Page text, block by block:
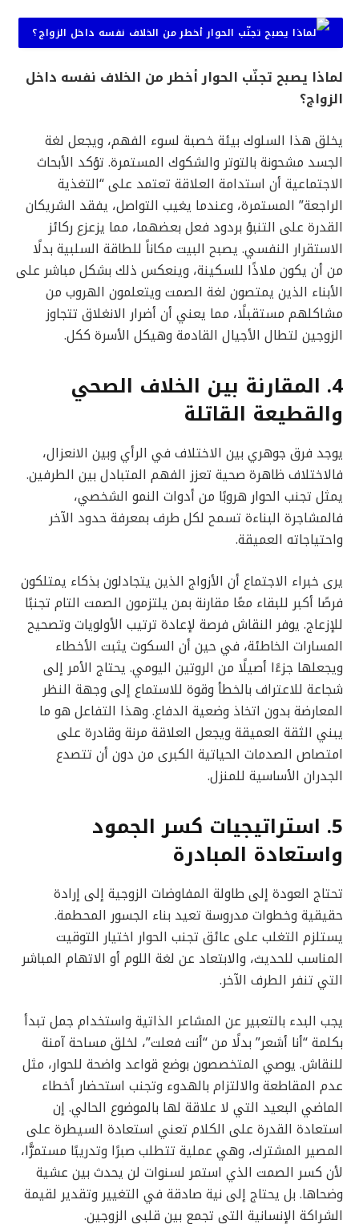
لماذا يصبح تجنّب الحوار أخطر من الخلاف نفسه داخل
الزواج؟
يخلق هذا السلوك بيئة خصبة لسوء الفهم، ويجعل لغة
الجسد مشحونة بالتوتر والشكوك المستمرة. تؤكد الأبحاث
الاجتماعية أن استدامة العلاقة تعتمد على “التغذية
الراجعة” المستمرة، وعندما يغيب التواصل، يفقد الشريكان
القدرة على التنبؤ بردود فعل بعضهما، مما يزعزع ركائز
الاستقرار النفسي. يصبح البيت مكاناً للطاقة السلبية بدلًا
من أن يكون ملاذًا للسكينة، وينعكس ذلك بشكل مباشر على
الأبناء الذين يمتصون لغة الصمت ويتعلمون الهروب من
مشاكلهم مستقبلًا، مما يعني أن أضرار الانغلاق تتجاوز
الزوجين لتطال الأجيال القادمة وهيكل الأسرة ككل.
4. المقارنة بين الخلاف الصحي
والقطيعة القاتلة
يوجد فرق جوهري بين الاختلاف في الرأي وبين الانعزال،
فالاختلاف ظاهرة صحية تعزز الفهم المتبادل بين الطرفين.
يمثل تجنب الحوار هروبًا من أدوات النمو الشخصي،
فالمشاجرة البناءة تسمح لكل طرف بمعرفة حدود الآخر
واحتياجاته العميقة.
يرى خبراء الاجتماع أن الأزواج الذين يتجادلون بذكاء يمتلكون
فرصًا أكبر للبقاء معًا مقارنة بمن يلتزمون الصمت التام تجنبًا
للإزعاج. يوفر النقاش فرصة لإعادة ترتيب الأولويات وتصحيح
المسارات الخاطئة، في حين أن السكوت يثبت الأخطاء
ويجعلها جزءًا أصيلًا من الروتين اليومي. يحتاج الأمر إلى
شجاعة للاعتراف بالخطأ وقوة للاستماع إلى وجهة النظر
المعارضة بدون اتخاذ وضعية الدفاع. وهذا التفاعل هو ما
يبني الثقة العميقة ويجعل العلاقة مرنة وقادرة على
امتصاص الصدمات الحياتية الكبرى من دون أن تتصدع
الجدران الأساسية للمنزل.
5. استراتيجيات كسر الجمود
واستعادة المبادرة
تحتاج العودة إلى طاولة المفاوضات الزوجية إلى إرادة
حقيقية وخطوات مدروسة تعيد بناء الجسور المحطمة.
يستلزم التغلب على عائق تجنب الحوار اختيار التوقيت
المناسب للحديث، والابتعاد عن لغة اللوم أو الاتهام المباشر
التي تنفر الطرف الآخر.
يجب البدء بالتعبير عن المشاعر الذاتية واستخدام جمل تبدأ
بكلمة “أنا أشعر” بدلًا من “أنت فعلت”، لخلق مساحة آمنة
للنقاش. يوصي المتخصصون بوضع قواعد واضحة للحوار، مثل
عدم المقاطعة والالتزام بالهدوء وتجنب استحضار أخطاء
الماضي البعيد التي لا علاقة لها بالموضوع الحالي. إن
استعادة القدرة على الكلام تعني استعادة السيطرة على
المصير المشترك، وهي عملية تتطلب صبرًا وتدريبًا مستمرًّا،
لأن كسر الصمت الذي استمر لسنوات لن يحدث بين عشية
وضحاها. بل يحتاج إلى نية صادقة في التغيير وتقدير لقيمة
الشراكة الإنسانية التي تجمع بين قلبي الزوجين.